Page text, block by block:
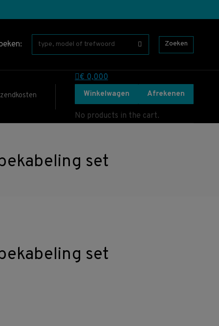
Zoeken
€0,000
Winkelwagen Afrekenen
No products in the cart.
set
set